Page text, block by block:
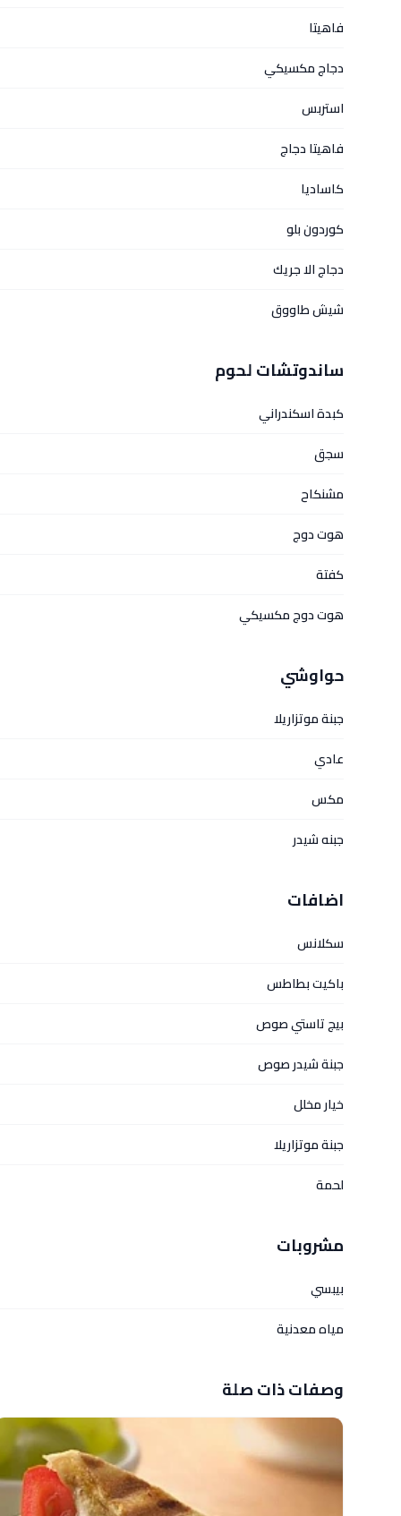
فاهيتا
دجاج مكسيكي
استربس
فاهيتا دجاج
كاساديا
كوردون بلو
دجاج الا جريك
شيش طاووق
ساندوتشات لحوم
كبدة اسكندراني
سجق
مشنكاح
هوت دوج
كفتة
هوت دوج مكسيكي
حواوشي
جبنة موتزاريلا
عادي
مكس
جبنه شيدر
اضافات
سكلانس
باكيت بطاطس
بيج تاستي صوص
جبنة شيدر صوص
خيار مخلل
جبنة موتزاريلا
لحمة
مشروبات
بيبسي
مياه معدنية
وصفات ذات صلة